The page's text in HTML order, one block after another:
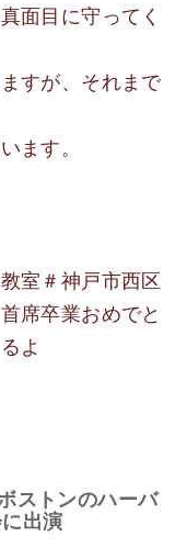
面目に守ってく
すが、それまで
ます。
室＃神戸市西区
席卒業おめでと
よ
ストンのハーバ
出演